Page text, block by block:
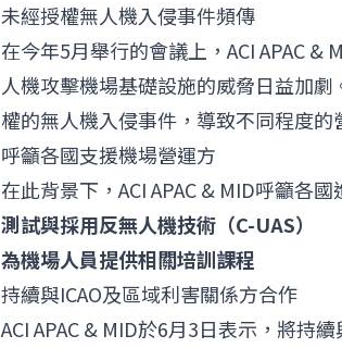
未經授權無人機入侵事件頻傳
在今年5月舉行的會議上，ACI APAC
人機攻擊機場基礎設施的威脅日益加
權的無人機入侵事件，導致不同程度的
呼籲各國支援機場營運方
在此背景下，ACI APAC & MID呼籲各
測試與採用反無人機技術（C-UAS）
為機場人員提供相關培訓課程
持續與ICAO及區域利害關係方合作
ACI APAC & MID於6月3日表示，將持